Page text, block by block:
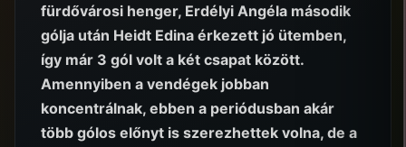
fürdővárosi henger, Erdélyi Angéla második
gólja után Heidt Edina érkezett jó ütemben,
így már 3 gól volt a két csapat között.
Amennyiben a vendégek jobban
koncentrálnak, ebben a periódusban akár
több gólos előnyt is szerezhettek volna, de a